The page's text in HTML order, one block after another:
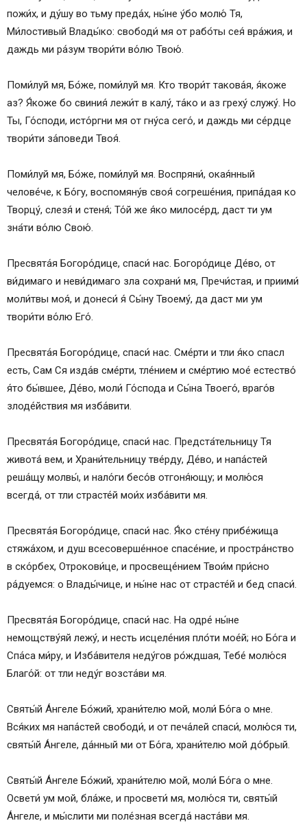
пожи́х, и ду́шу во тьму преда́х, ны́не у́бо молю́ Тя,
Ми́лостивый Влады́ко: свободи́ мя от рабо́ты сея́ вра́жия, и
даждь ми ра́зум твори́ти во́лю Твою́.
Поми́луй мя, Бо́же, поми́луй мя. Кто твори́т такова́я, я́коже
аз? Я́коже бо свиния́ лежи́т в калу́, та́ко и аз греху́ служу́. Но
Ты, Го́споди, исто́ргни мя от гну́са сего́, и даждь ми се́рдце
твори́ти за́поведи Твоя́.
Поми́луй мя, Бо́же, поми́луй мя. Воспряни́, окая́нный
челове́че, к Бо́гу, воспомяну́в своя́ согреше́ния, припа́дая ко
Творцу́, слезя́ и стеня́; То́й же я́ко милосе́рд, даст ти ум
зна́ти во́лю Свою́.
Пресвята́я Богоро́дице, спаси́ нас. Богоро́дице Де́во, от
ви́димаго и неви́димаго зла сохрани́ мя, Пречи́стая, и приими́
моли́твы моя́, и донеси́ я́ Сы́ну Твоему́, да даст ми ум
твори́ти во́лю Его́.
Пресвята́я Богоро́дице, спаси́ нас. Сме́рти и тли я́ко спасл
есть, Сам Ся изда́в сме́рти, тле́нием и сме́ртию мое́ естество́
я́то бы́вшее, Де́во, моли́ Го́спода и Сы́на Твоего́, враго́в
злоде́йствия мя изба́вити.
Пресвята́я Богоро́дице, спаси́ нас. Предста́тельницу Тя
живота́ вем, и Храни́тельницу тве́рду, Де́во, и напа́стей
реша́щу молвы́, и нало́ги бесо́в отгоня́ющу; и молю́ся
всегда́, от тли страсте́й мои́х изба́вити мя.
Пресвята́я Богоро́дице, спаси́ нас. Я́ко сте́ну прибе́жища
стяжа́хом, и душ всесоверше́нное спасе́ние, и простра́нство
в ско́рбех, Отрокови́це, и просвеще́нием Твои́м при́сно
ра́дуемся: о Влады́чице, и ны́не нас от страсте́й и бед спаси́.
Пресвята́я Богоро́дице, спаси́ нас. На одре́ ны́не
немощству́яй лежу́, и несть исцеле́ния пло́ти мое́й; но Бо́га и
Спа́са ми́ру, и Изба́вителя неду́гов ро́ждшая, Тебе́ молю́ся
Благо́й: от тли неду́г возста́ви мя.
Святы́й А́нгеле Бо́жий, храни́телю мой, моли́ Бо́га о мне.
Вся́ких мя напа́стей свободи́, и от печа́лей спаси́, молю́ся ти,
святы́й А́нгеле, да́нный ми от Бо́га, храни́телю мой до́брый.
Святы́й А́нгеле Бо́жий, храни́телю мой, моли́ Бо́га о мне.
Освети́ ум мой, бла́же, и просвети́ мя, молю́ся ти, святы́й
А́нгеле, и мы́слити ми поле́зная всегда́ наста́ви мя.